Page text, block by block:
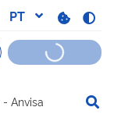
Anvisa